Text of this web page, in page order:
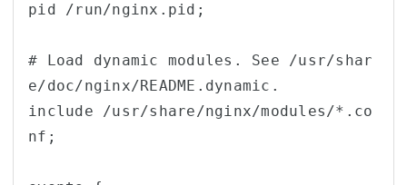
pid /run/nginx.pid;
# Load dynamic modules. See /usr/shar
e/doc/nginx/README.dynamic.
include /usr/share/nginx/modules/*.co
nf;